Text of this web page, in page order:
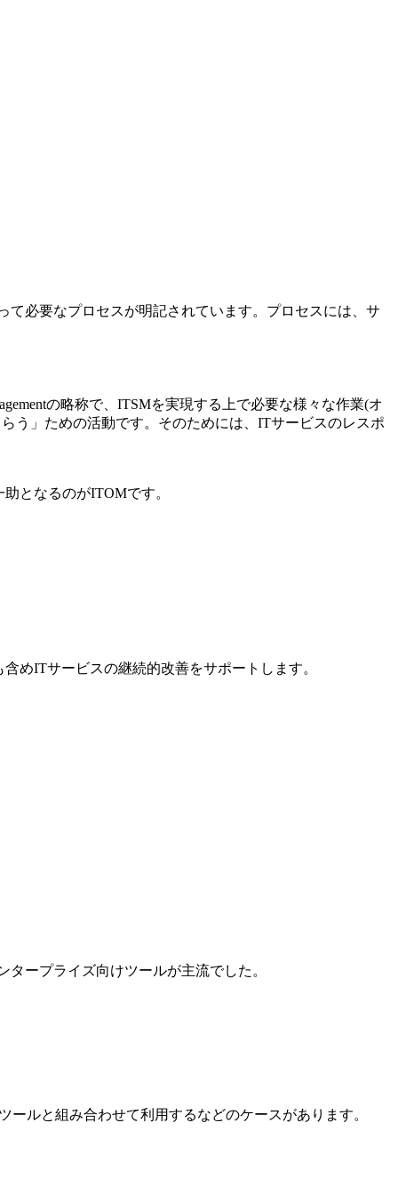
必要なプロセスが明記されています。プロセスには、サ
の略称で、ITSMを実現する上で必要な様々な作業(オ
う」ための活動です。そのためには、ITサービスのレスポ
となるのがITOMです。
めITサービスの継続的改善をサポートします。
ープライズ向けツールが主流でした。
ルと組み合わせて利用するなどのケースがあります。